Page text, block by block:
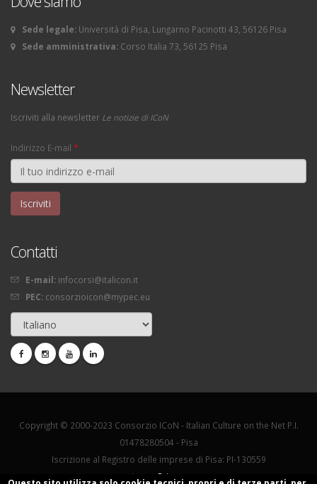
Sede legale: Università di Pisa, Lungarno Pacinotti 43, 56126 Pisa
Sede amministrativa: Corso Italia 73, 56125 Pisa
Newsletter
Iscriviti alla newsletter Le notizie di ICoN
Indirizzo E-mail *
Contatti
E-mail: infocorsi@italicon.it
PEC: consorzioicon@mypec.eu
Copyright © 2000-2023 Consorzio ICoN - Italian Culture on the Net P.I.
01478280504 - Pisa
Iscrizione al Registro delle imprese di Pisa: PI-130559
La tua Privacy